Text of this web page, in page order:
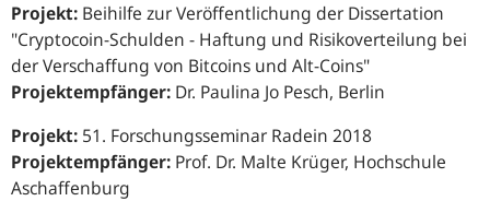
Projekt: Beihilfe zur Veröffentlichung der Dissertation
"Cryptocoin-Schulden - Haftung und Risikoverteilung bei
der Verschaffung von Bitcoins und Alt-Coins"
Projektempfänger: Dr. Paulina Jo Pesch, Berlin
Projekt: 51. Forschungsseminar Radein 2018
Projektempfänger: Prof. Dr. Malte Krüger, Hochschule
Aschaffenburg